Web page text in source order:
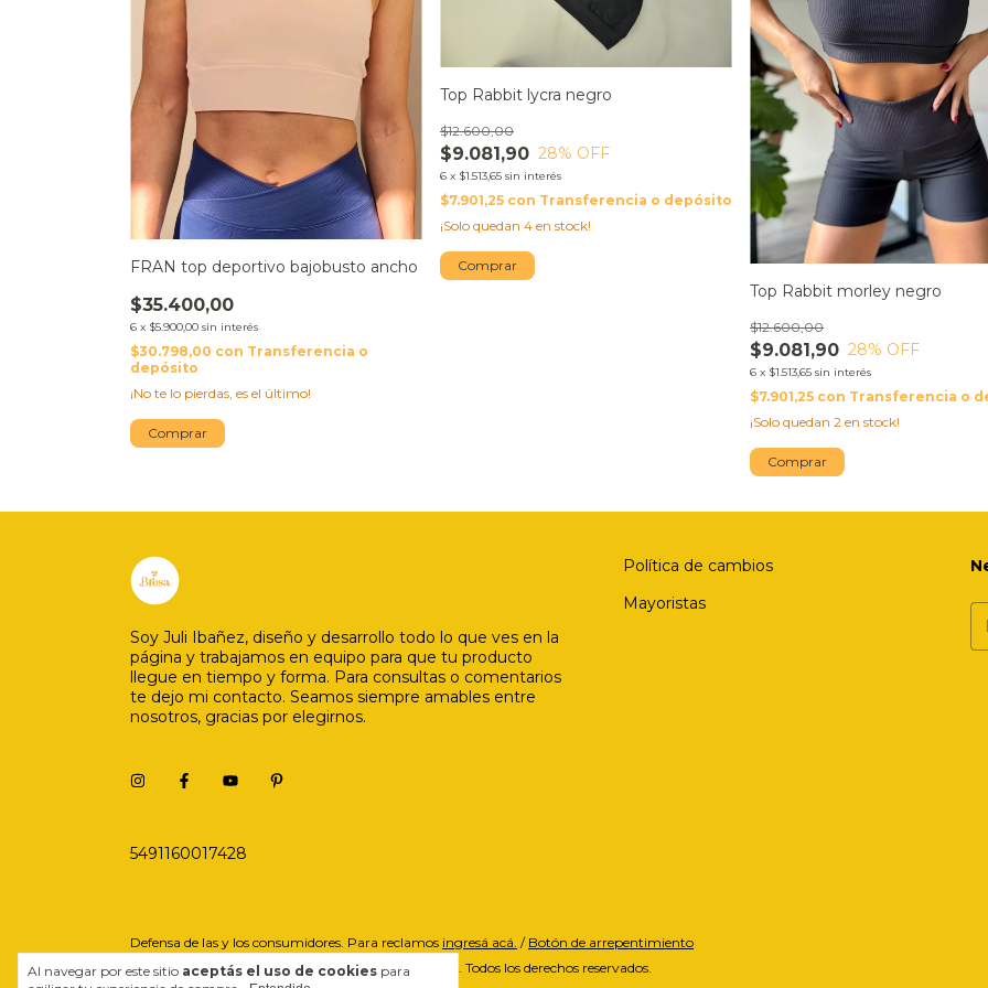
Al navegar por este sitio aceptás el uso de cookies para
FRAN top deportivo bajobusto ancho
$35.400,00
6 x $5.900,00 sin interés
$30.798,00 con Transferencia o
depósito
¡No te lo pierdas, es el último!
Comprar
Top Rabbit lycra negro
$9.081,90
$12.600,00
28% OFF
6 x $1.513,65 sin interés
$7.901,25 con Transferencia o depósito
¡Solo quedan 4 en stock!
Comprar
Top Rabbit morley negro
$9.081,90
$12.600,00
28% OFF
6 x $1.513,65 sin interés
$7.901,25 con Transferencia o
¡Solo quedan 2 en stock!
Comprar
Soy Juli Ibañez, diseño y desarrollo todo lo que ves en la
página y trabajamos en equipo para que tu producto
llegue en tiempo y forma. Para consultas o comentarios
te dejo mi contacto. Seamos siempre amables entre
nosotros, gracias por elegirnos.
5491160017428
Política de cambios
Mayoristas
Defensa de las y los consumidores. Para reclamos ingresá acá. / Botón de arrepentimiento
Copyright Bresa - 2026. Todos los derechos reservados.